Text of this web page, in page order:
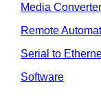
Media
Remote
Serial to
Software